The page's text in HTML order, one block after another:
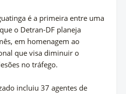
é a primeira entre uma
o Detran-DF planeja
em homenagem ao
que visa diminuir o
no tráfego.
incluiu 37 agentes de